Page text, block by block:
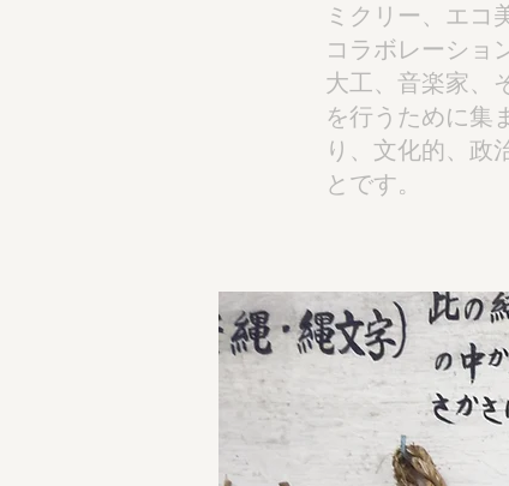
ミクリー、エコ
コラボレーショ
大工、音楽家、
を行うために集
り、文化的、政
とです。